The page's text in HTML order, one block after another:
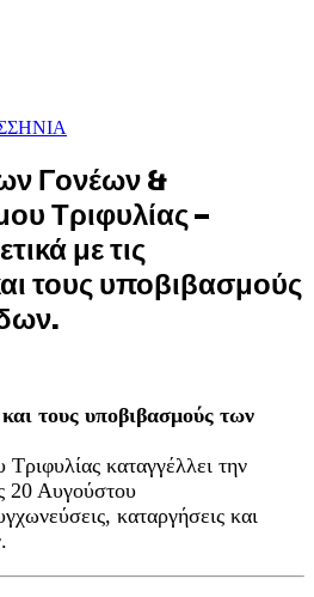
Γονέων &
Τριφυλίας –
με τις
τους υποβιβασμούς
τους υποβιβασμούς των
καταγγέλλει την
20 Αυγούστου
καταργήσεις και